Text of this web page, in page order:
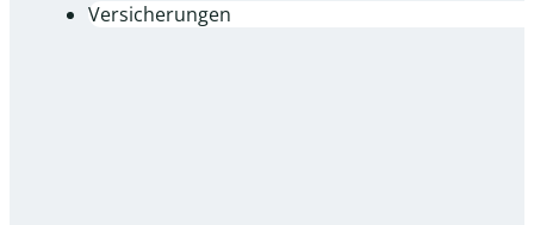
Versicherungen